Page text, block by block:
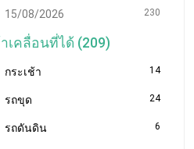
15/08/2026 230
เคลื่อนที่ได้ (209)
กระเช้า 14
รถขุด 24
รถดันดิน 6